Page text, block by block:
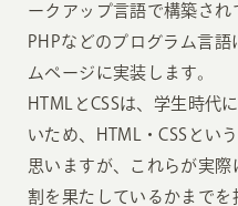
ークアップ言語で構築さ
PHPなどのプログラム言
ムページに実装します。
HTMLとCSSは、学生時代
いため、HTML・CSSとい
思いますが、これらが実
割を果たしているかまでを